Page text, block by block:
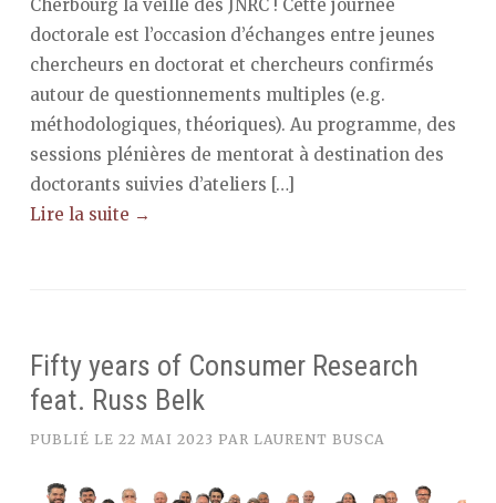
Cherbourg la veille des JNRC ! Cette journée
doctorale est l’occasion d’échanges entre jeunes
chercheurs en doctorat et chercheurs confirmés
autour de questionnements multiples (e.g.
méthodologiques, théoriques). Au programme, des
sessions plénières de mentorat à destination des
doctorants suivies d’ateliers […]
Lire la suite →
Fifty years of Consumer Research
feat. Russ Belk
PUBLIÉ LE 22 MAI 2023 PAR LAURENT BUSCA